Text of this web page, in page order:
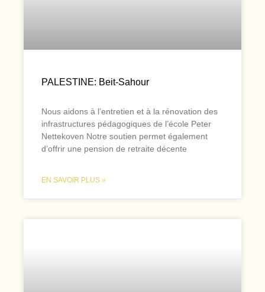
PALESTINE: Beit-Sahour
Nous aidons à l’entretien et à la rénovation des
infrastructures pédagogiques de l’école Peter
Nettekoven Notre soutien permet également
d’offrir une pension de retraite décente
EN SAVOIR PLUS »